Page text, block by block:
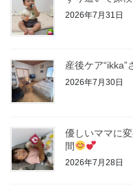
2026年7月31日
産後ケア“ikka”
2026年7月30日
優しいママに
間
2026年7月28日